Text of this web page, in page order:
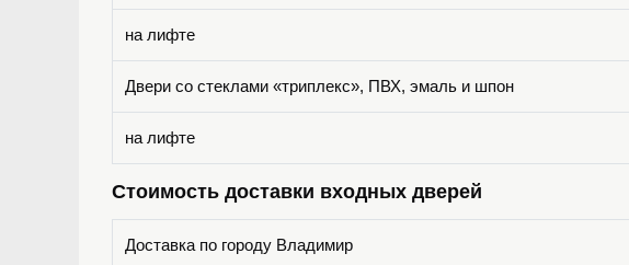
на лифте
Двери со стеклами «триплекс», ПВХ, эмаль и шпон
на лифте
Стоимость доставки входных дверей
Доставка по городу Владимир